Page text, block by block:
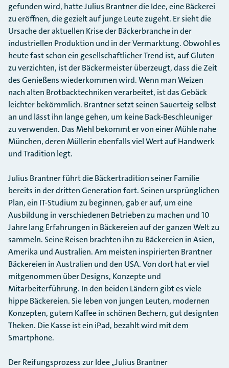
gefunden wird, hatte Julius Brantner die Idee, eine Bäckerei
zu eröffnen, die gezielt auf junge Leute zugeht. Er sieht die
Ursache der aktuellen Krise der Bäckerbranche in der
industriellen Produktion und in der Vermarktung. Obwohl es
heute fast schon ein gesellschaftlicher Trend ist, auf Gluten
zu verzichten, ist der Bäckermeister überzeugt, dass die Zeit
des Genießens wiederkommen wird. Wenn man Weizen
nach alten Brotbacktechniken verarbeitet, ist das Gebäck
leichter bekömmlich. Brantner setzt seinen Sauerteig selbst
an und lässt ihn lange gehen, um keine Back-Beschleuniger
zu verwenden. Das Mehl bekommt er von einer Mühle nahe
München, deren Müllerin ebenfalls viel Wert auf Handwerk
und Tradition legt.
Julius Brantner führt die Bäckertradition seiner Familie
bereits in der dritten Generation fort. Seinen ursprünglichen
Plan, ein IT-Studium zu beginnen, gab er auf, um eine
Ausbildung in verschiedenen Betrieben zu machen und 10
Jahre lang Erfahrungen in Bäckereien auf der ganzen Welt zu
sammeln. Seine Reisen brachten ihn zu Bäckereien in Asien,
Amerika und Australien. Am meisten inspirierten Brantner
Bäckereien in Australien und den USA. Von dort hat er viel
mitgenommen über Designs, Konzepte und
Mitarbeiterführung. In den beiden Ländern gibt es viele
hippe Bäckereien. Sie leben von jungen Leuten, modernen
Konzepten, gutem Kaffee in schönen Bechern, gut designten
Theken. Die Kasse ist ein iPad, bezahlt wird mit dem
Smartphone.
Der Reifungsprozess zur Idee „Julius Brantner